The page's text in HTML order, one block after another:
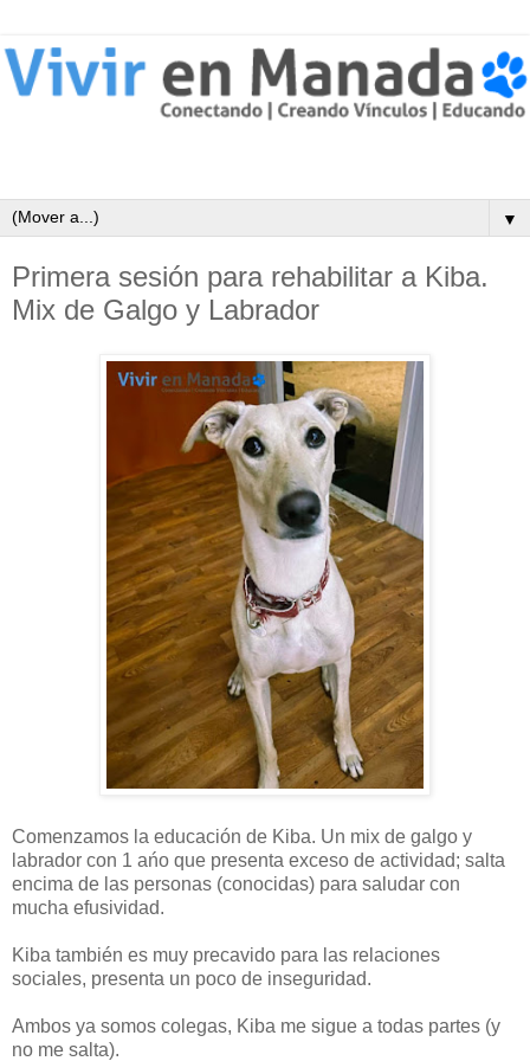
▼
Primera sesión para rehabilitar a Kiba.
Mix de Galgo y Labrador
Comenzamos la educación de Kiba. Un mix de galgo y
labrador con 1 ańo que presenta exceso de actividad; salta
encima de las personas (conocidas) para saludar con
mucha efusividad.
Kiba también es muy precavido para las relaciones
sociales, presenta un poco de inseguridad.
Ambos ya somos colegas, Kiba me sigue a todas partes (y
no me salta).